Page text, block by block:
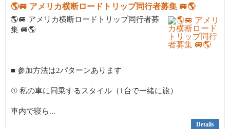
🌎🚐 アメリカ横断ロードトリップ同行者募集 🚐🌎
🌎🚐 アメリカ横断ロードトリップ同行者募
集 🚐🌎
■ 参加方法は2パターンあります
① 私の車に同乗するスタイル（1台で一緒に旅）
車内で寝ら...
Details